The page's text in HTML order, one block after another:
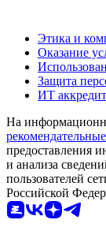
Этика и
Оказание
Защита
ИТ
На
предоставления
и анализа
пользователей
Российской